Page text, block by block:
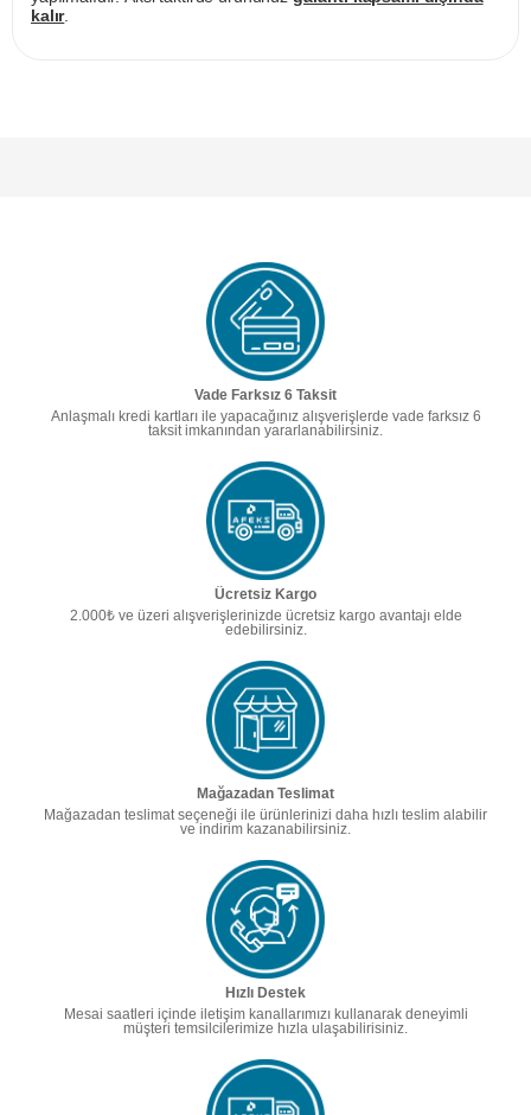
kalır.
Vade Farksız 6 Taksit
Anlaşmalı kredi kartları ile yapacağınız alışverişlerde vade farksız 6
taksit imkanından yararlanabilirsiniz.
Ücretsiz Kargo
2.000₺ ve üzeri alışverişlerinizde ücretsiz kargo avantajı elde
edebilirsiniz.
Mağazadan Teslimat
Mağazadan teslimat seçeneği ile ürünlerinizi daha hızlı teslim alabilir
ve indirim kazanabilirsiniz.
Hızlı Destek
Mesai saatleri içinde iletişim kanallarımızı kullanarak deneyimli
müşteri temsilcilerimize hızla ulaşabilirisiniz.